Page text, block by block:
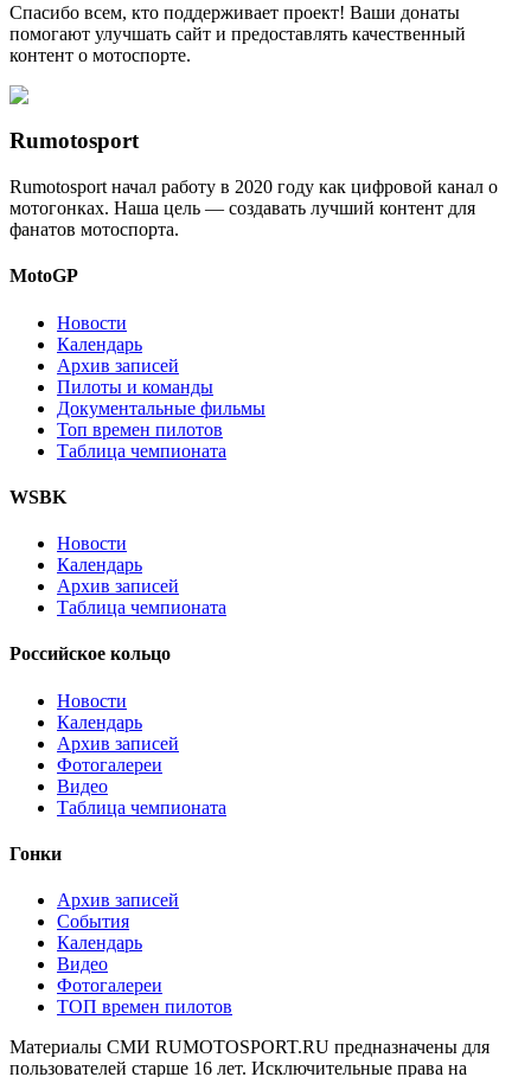
Спасибо всем, кто поддерживает проект! Ваши донаты
помогают улучшать сайт и предоставлять качественный
контент о мотоспорте.
Rumotosport
Rumotosport начал работу в 2020 году как цифровой канал о
мотогонках. Наша цель — создавать лучший контент для
фанатов мотоспорта.
MotoGP
Новости
Календарь
Архив записей
Пилоты и команды
Документальные фильмы
Топ времен пилотов
Таблица чемпионата
WSBK
Новости
Календарь
Архив записей
Таблица чемпионата
Российское кольцо
Новости
Календарь
Архив записей
Фотогалереи
Видео
Таблица чемпионата
Гонки
Архив записей
События
Календарь
Видео
Фотогалереи
ТОП времен пилотов
Материалы СМИ RUMOTOSPORT.RU предназначены для
пользователей старше 16 лет. Исключительные права на